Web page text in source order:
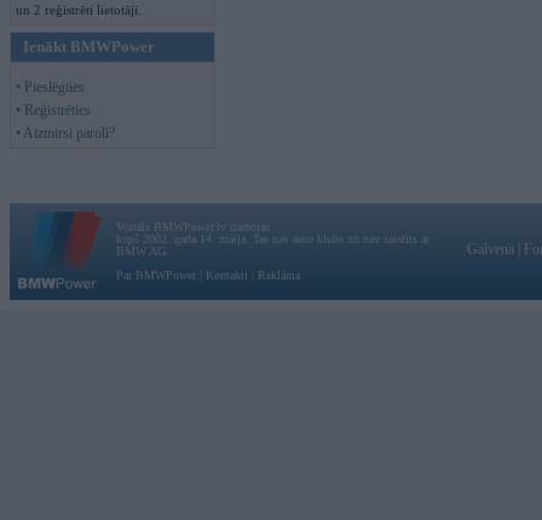
un 2 reģistrēti lietotāji.
Ienākt BMWPower
• Pieslēgties
• Reģistrēties
• Aizmirsi paroli?
Vortāls BMWPower.lv darbojas
kopš 2002. gada 14. maija. Tas nav auto klubs un nav saistīts ar
BMW AG.
Par BMWPower
Kontakti Reklāma
Galvena